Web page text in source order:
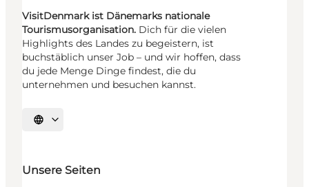
VisitDenmark ist Dänemarks nationale
Tourismusorganisation. Dich für die vielen
Highlights des Landes zu begeistern, ist
buchstäblich unser Job – und wir hoffen, dass
du jede Menge Dinge findest, die du
unternehmen und besuchen kannst.
Sprache auswählen
Unsere Seiten